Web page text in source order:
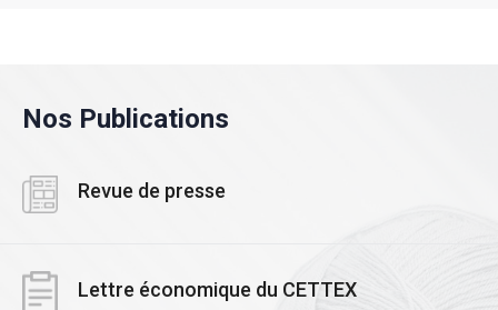
Nos Publications
Revue de presse
Lettre économique du CETTEX